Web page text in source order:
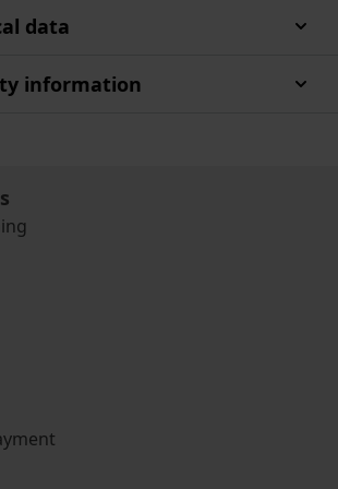
data
information